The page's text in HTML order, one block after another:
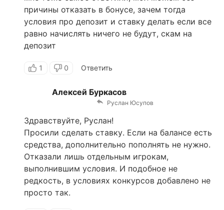
причины отказать в бонусе, зачем тогда
условия про депозит и ставку делать если все
равно начислять ничего не будут, скам на
депозит
1 0 Ответить
Алексей Буркасов
Руслан Юсупов
Здравствуйте, Руслан!
Просили сделать ставку. Если на балансе есть
средства, дополнительно пополнять не нужно.
Отказали лишь отдельным игрокам,
выполнившим условия. И подобное не
редкость, в условиях конкурсов добавлено не
просто так.